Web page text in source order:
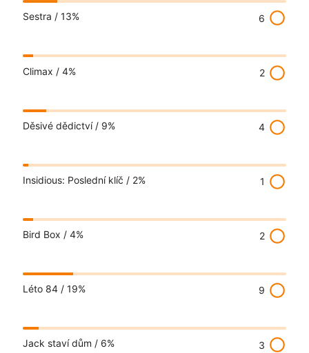
Sestra / 13% 6 radio_button_unchecked
Climax / 4% 2 radio_button_unchecked
Děsivé dědictví / 9% 4 radio_button_unchecked
Insidious: Poslední klíč / 2% 1 radio_button_unchecked
Bird Box / 4% 2 radio_button_unchecked
Léto 84 / 19% 9 radio_button_unchecked
Jack staví dům / 6% 3 radio_button_unchecked